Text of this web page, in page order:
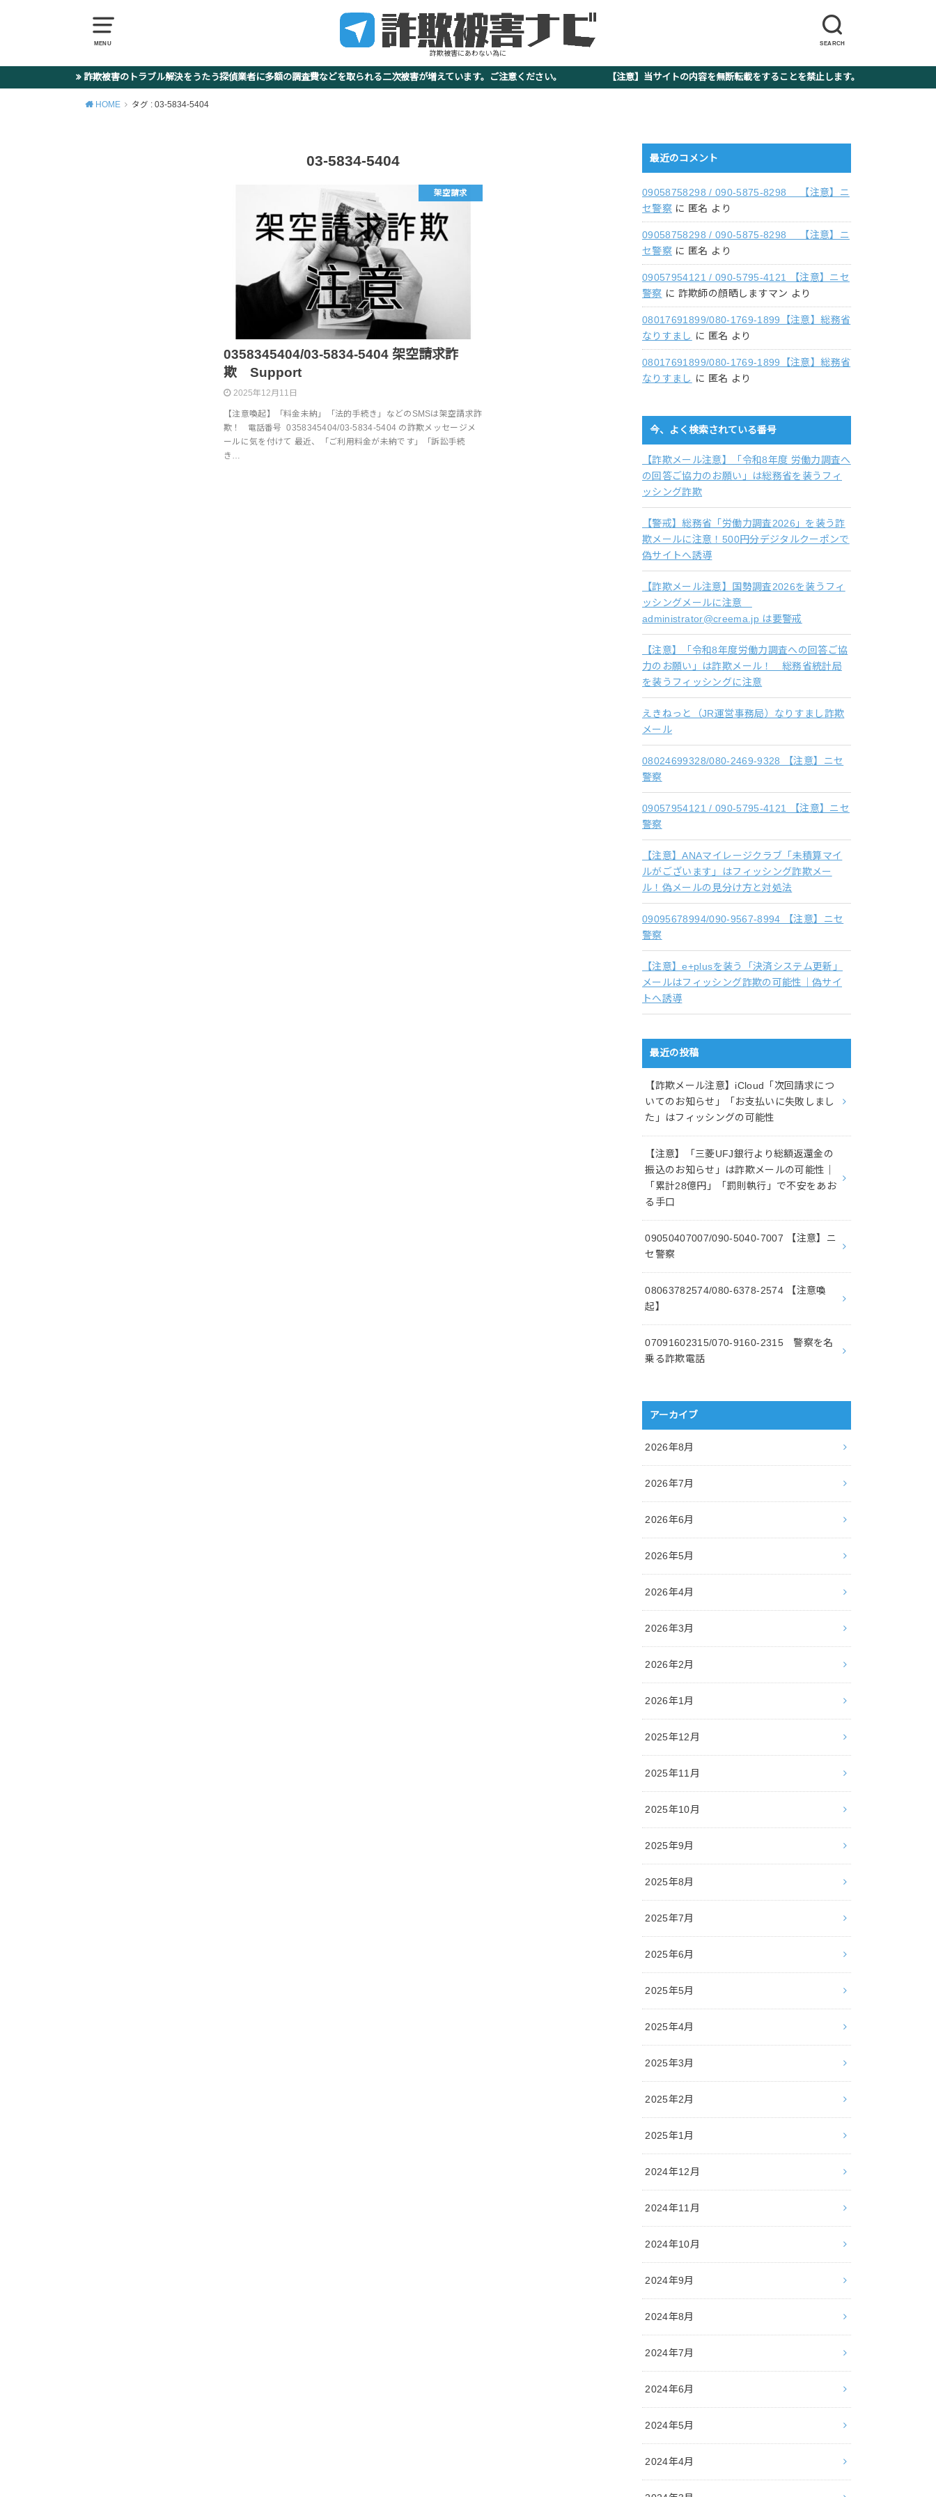
MENU SEARCH
詐欺被害にあわない為に
詐欺被害のトラブル解決をうたう探偵業者に多額の調査費などを取られる二次被害が増えています。ご注意ください。 【注意】当サイトの内容を無断転載をすることを禁止します。
HOME タグ : 03-5834-5404
03-5834-5404
架空請求
0358345404/03-5834-5404 架空請求詐
欺 Support
2025年12月11日
【注意喚起】「料金未納」「法的手続き」などのSMSは架空請求詐
欺！ 電話番号 0358345404/03-5834-5404 の詐欺メッセージメ
ールに気を付けて 最近、「ご利用料金が未納です」「訴訟手続
き…
最近のコメント
09058758298 / 090-5875-8298 【注意】ニ
セ警察 に 匿名 より
09058758298 / 090-5875-8298 【注意】ニ
セ警察 に 匿名 より
09057954121 / 090-5795-4121 【注意】ニセ
警察 に 詐欺師の顔晒しますマン より
08017691899/080-1769-1899【注意】総務省
なりすまし に 匿名 より
08017691899/080-1769-1899【注意】総務省
なりすまし に 匿名 より
今、よく検索されている番号
【詐欺メール注意】「令和8年度 労働力調査へ
の回答ご協力のお願い」は総務省を装うフィ
ッシング詐欺
【警戒】総務省「労働力調査2026」を装う詐
欺メールに注意！500円分デジタルクーポンで
偽サイトへ誘導
【詐欺メール注意】国勢調査2026を装うフィ
ッシングメールに注意
administrator@creema.jp は要警戒
【注意】「令和8年度労働力調査への回答ご協
力のお願い」は詐欺メール！ 総務省統計局
を装うフィッシングに注意
えきねっと（JR運営事務局）なりすまし詐欺
メール
08024699328/080-2469-9328 【注意】ニセ
警察
09057954121 / 090-5795-4121 【注意】ニセ
警察
【注意】ANAマイレージクラブ「未積算マイ
ルがございます」はフィッシング詐欺メー
ル！偽メールの見分け方と対処法
09095678994/090-9567-8994 【注意】ニセ
警察
【注意】e+plusを装う「決済システム更新」
メールはフィッシング詐欺の可能性｜偽サイ
トへ誘導
最近の投稿
【詐欺メール注意】iCloud「次回請求につ
いてのお知らせ」「お支払いに失敗しまし
た」はフィッシングの可能性
【注意】「三菱UFJ銀行より総額返還金の
振込のお知らせ」は詐欺メールの可能性｜
「累計28億円」「罰則執行」で不安をあお
る手口
09050407007/090-5040-7007 【注意】ニ
セ警察
08063782574/080-6378-2574 【注意喚
起】
07091602315/070-9160-2315 警察を名
乗る詐欺電話
アーカイブ
2026年8月
2026年7月
2026年6月
2026年5月
2026年4月
2026年3月
2026年2月
2026年1月
2025年12月
2025年11月
2025年10月
2025年9月
2025年8月
2025年7月
2025年6月
2025年5月
2025年4月
2025年3月
2025年2月
2025年1月
2024年12月
2024年11月
2024年10月
2024年9月
2024年8月
2024年7月
2024年6月
2024年5月
2024年4月